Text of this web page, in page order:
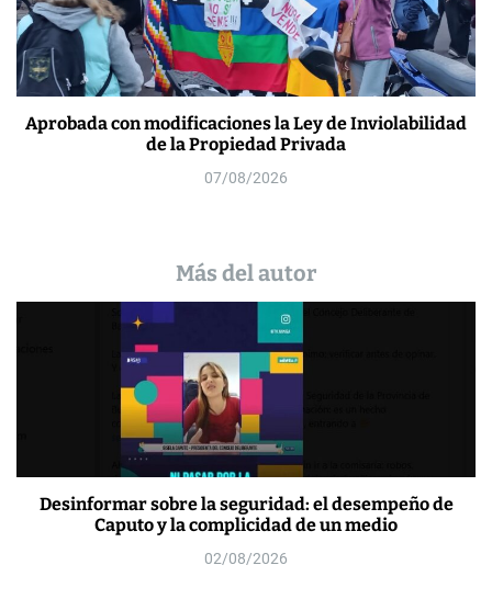
Aprobada con modificaciones la Ley de Inviolabilidad
de la Propiedad Privada
07/08/2026
Más del autor
Desinformar sobre la seguridad: el desempeño de
Caputo y la complicidad de un medio
02/08/2026